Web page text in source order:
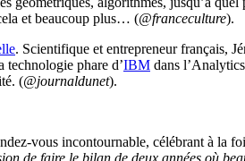
et beaucoup plus… (@franceculture).
. Scientifique et entrepreneur français,
technologie phare d’IBM dans
(@journaldunet).
vous incontournable, célébrant à la
de faire le bilan de deux années où